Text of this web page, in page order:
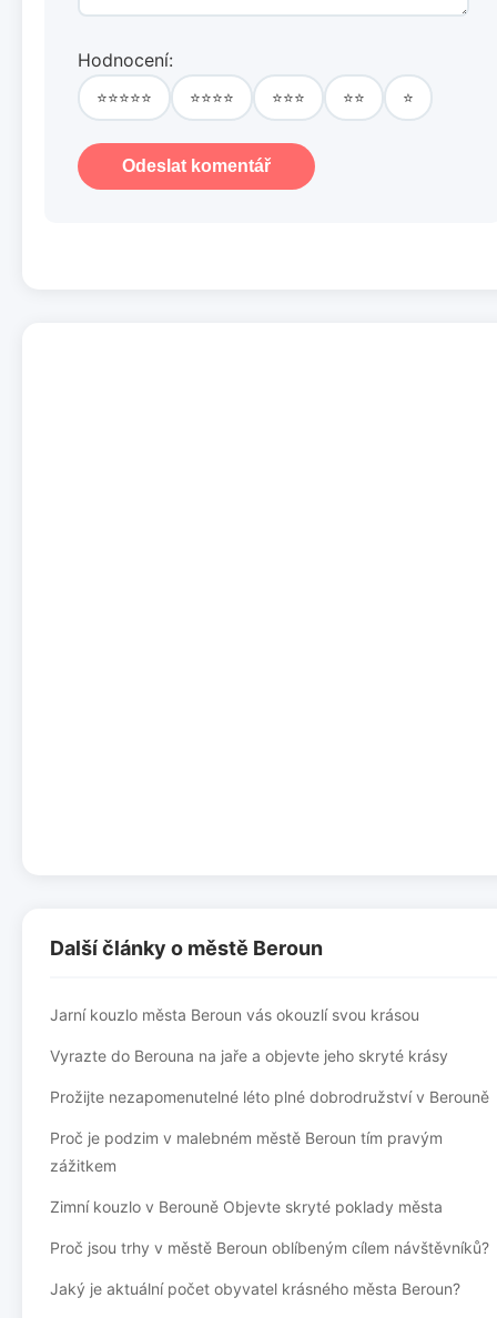
Hodnocení:
⭐⭐⭐⭐⭐ ⭐⭐⭐⭐ ⭐⭐⭐ ⭐⭐ ⭐
Odeslat komentář
Další články o městě Beroun
Jarní kouzlo města Beroun vás okouzlí svou krásou
Vyrazte do Berouna na jaře a objevte jeho skryté krásy
Prožijte nezapomenutelné léto plné dobrodružství v Berouně
Proč je podzim v malebném městě Beroun tím pravým
zážitkem
Zimní kouzlo v Berouně Objevte skryté poklady města
Proč jsou trhy v městě Beroun oblíbeným cílem návštěvníků?
Jaký je aktuální počet obyvatel krásného města Beroun?